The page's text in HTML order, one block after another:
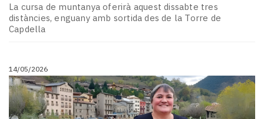
La cursa de muntanya oferirà aquest dissabte tres
distàncies, enguany amb sortida des de la Torre de
Capdella
14/05/2026